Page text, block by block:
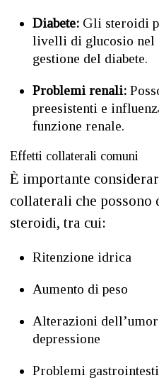
Diabete: Gli steroidi
livelli di glucosio nel
gestione del diabete.
Problemi renali:
preesistenti e
funzione renale.
Effetti collaterali comuni
È importante
collaterali che possono
steroidi, tra cui:
Ritenzione idrica
Aumento di peso
Alterazioni
depressione
Problemi